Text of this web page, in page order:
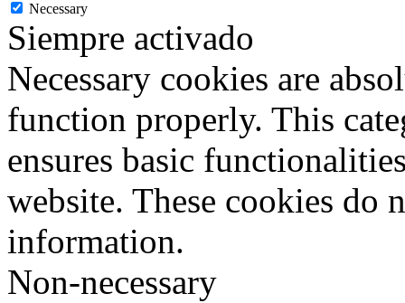
Necessary
Siempre activado
Necessary cookies are
function properly. This
ensures basic
website. These cookies do
information.
Non-necessary